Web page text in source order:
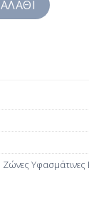
Ζώνες Υφασμάτινες